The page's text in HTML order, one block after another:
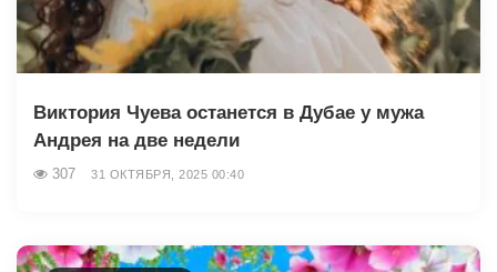
Виктория Чуева останется в Дубае у мужа
Андрея на две недели
307 31 ОКТЯБРЯ, 2025 00:40